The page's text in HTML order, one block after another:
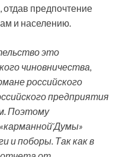
предпочтение
и населению.
это
чиновничества,
российского
предприятия
Поэтому
Думы»
и поборы. Так как в